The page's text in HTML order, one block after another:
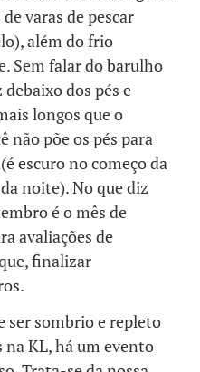
varas de pescar
além do frio
Sem falar do barulho
dos pés e
longos que o
não põe os pés para
escuro no começo da
noite). No que diz
é o mês de
avaliações de
finalizar
ser sombrio e repleto
na KL, há um evento